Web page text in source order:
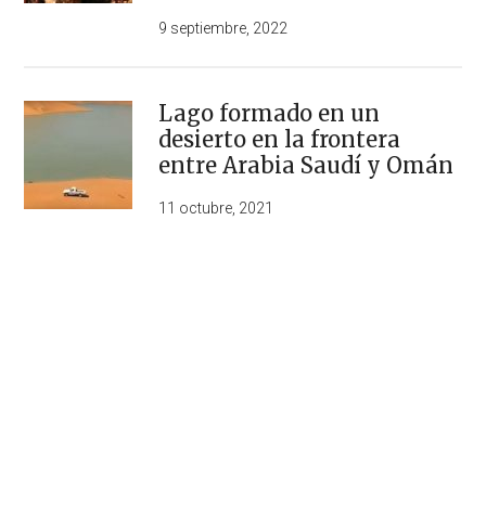
9 septiembre, 2022
Lago formado en un
desierto en la frontera
entre Arabia Saudí y Omán
11 octubre, 2021